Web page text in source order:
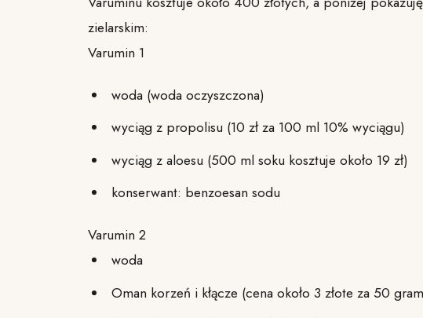
zielarskim:
Varumin 1
woda (woda oczyszczona)
wyciąg z propolisu (10 zł za 100 ml 10% wyciągu)
wyciąg z aloesu (500 ml soku kosztuje około 19 zł)
konserwant: benzoesan sodu
Varumin 2
woda
Oman korzeń i kłącze (cena około 3 złote za 50